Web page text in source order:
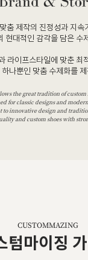
춤 제작의 진정성과 지속
현대적인 감각을 담은 수
라이프스타일에 맞춘 최
하나뿐인 맞춤 수제화를
the great tradition of
for classic designs and
to innovative design and
and custom shoes with
CUSTOMMAZING
텀마이징